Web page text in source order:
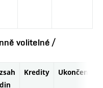
volitelné /
Kredity Ukončení